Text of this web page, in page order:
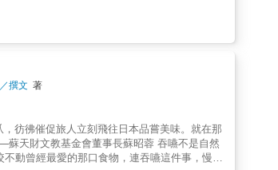
質地把關：針對不同層級的變化版料理提示
照護者之心的「家庭餐桌實踐指南」，一份帶
撰文 著
彷彿催促旅人立刻飛往日本品嘗美味。就在那
基金會董事長蘇昭蓉 吞嚥不是自然
動曾經最愛的那口食物，連吞嚥這件事，慢慢